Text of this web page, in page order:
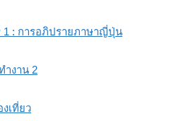
1 : การอภิปรายภาษาญี่ปุ่น
ำงาน 2
เที่ยว